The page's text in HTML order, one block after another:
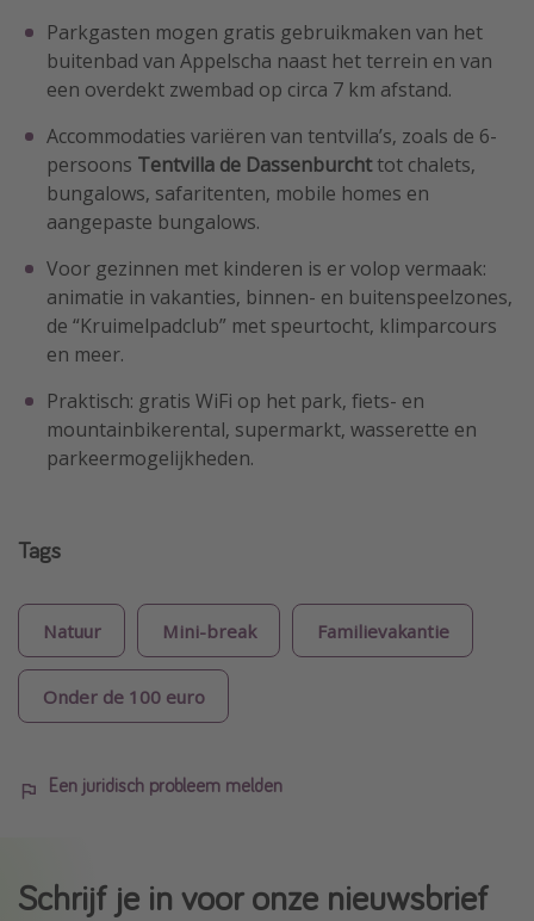
Parkgasten mogen gratis gebruikmaken van het
buitenbad van Appelscha naast het terrein en van
een overdekt zwembad op circa 7 km afstand.
Accommodaties variëren van tentvilla’s, zoals de 6-
persoons Tentvilla de Dassenburchttot chalets,
bungalows, safaritenten, mobile homes en
aangepaste bungalows.
Voor gezinnen met kinderen is er volop vermaak:
animatie in vakanties, binnen- en buitenspeelzones,
de “Kruimelpadclub” met speurtocht, klimparcours
en meer.
Praktisch: gratis WiFi op het park, fiets- en
mountainbikerental, supermarkt, wasserette en
parkeermogelijkheden.
Tags
Natuur Mini-break Familievakantie
Onder de 100 euro
Een juridisch probleem melden
Schrijf je in voor onze nieuwsbrief